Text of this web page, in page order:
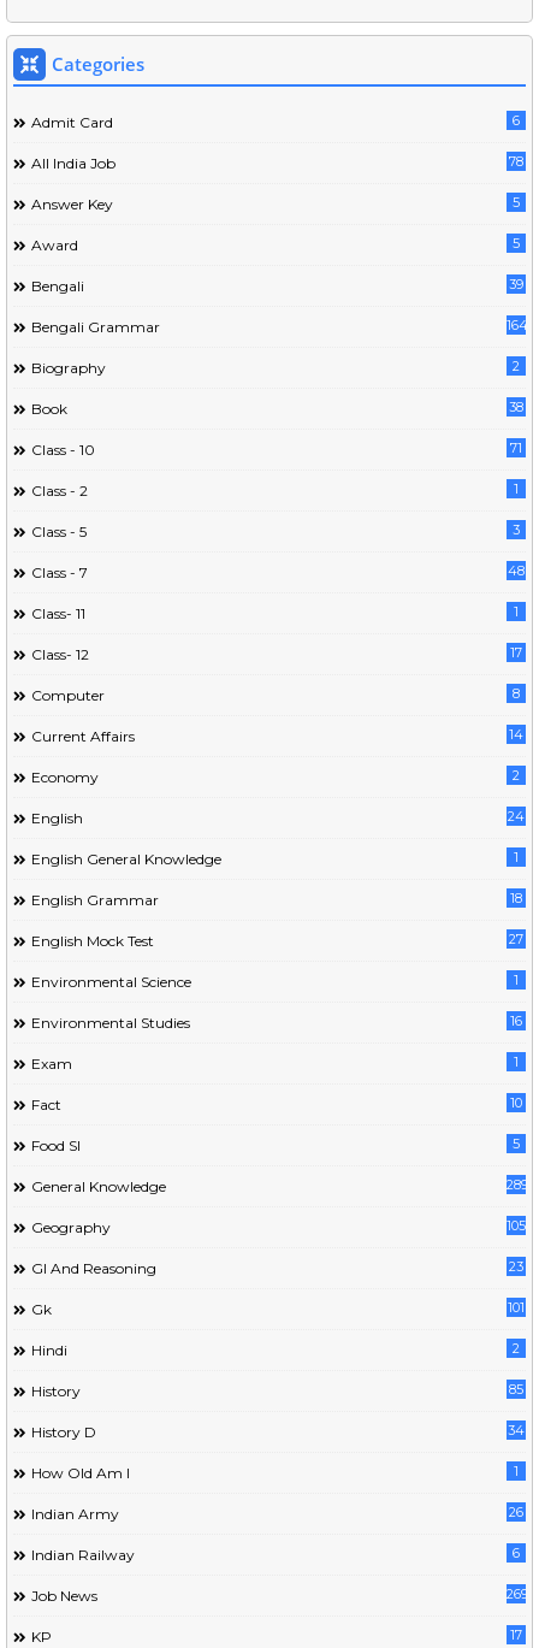
Categories
Admit Card 6
All India Job 78
Answer Key 5
Award 5
Bengali 39
Bengali Grammar 164
Biography 2
Book 38
Class - 10 71
Class - 2 1
Class - 5 3
Class - 7 48
Class- 11 1
Class- 12 17
Computer 8
Current Affairs 14
Economy 2
English 24
English General Knowledge 1
English Grammar 18
English Mock Test 27
Environmental Science 1
Environmental Studies 16
Exam 1
Fact 10
Food SI 5
General Knowledge 289
Geography 105
GI And Reasoning 23
Gk 101
Hindi 2
History 85
History D 34
How Old Am I 1
Indian Army 26
Indian Railway 6
Job News 269
KP 17